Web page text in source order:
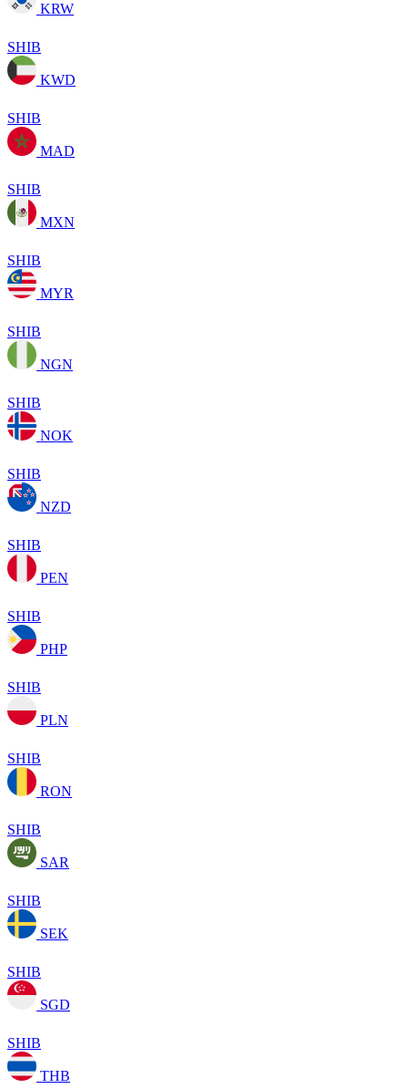
KRW
SHIB
KWD
SHIB
MAD
SHIB
MXN
SHIB
MYR
SHIB
NGN
SHIB
NOK
SHIB
NZD
SHIB
PEN
SHIB
PHP
SHIB
PLN
SHIB
RON
SHIB
SAR
SHIB
SEK
SHIB
SGD
SHIB
THB